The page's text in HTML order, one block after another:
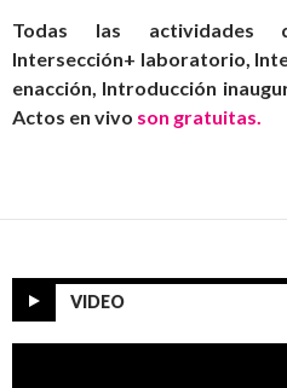
Todas las actividades
Intersección+ laboratorio,
enacción, Introducción
Actos en vivo son gratuitas.
VIDEO